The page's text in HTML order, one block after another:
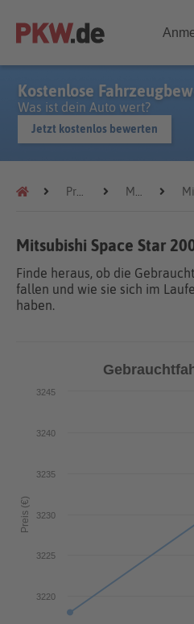
Kostenlose
Was ist dein Auto wert?
Jetzt kostenlos bewerten
Preistrends Mitsubishi
Mitsubishi Space Star
Finde heraus, ob die
fallen und wie sie sich im
haben.
Preis (€)
3220
3225
3230
3235
3240
3245